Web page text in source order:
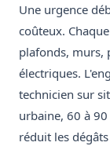
Une urgence
coûteux.
plafonds, murs,
électriques.
technicien sur
urbaine, 60 à
réduit les